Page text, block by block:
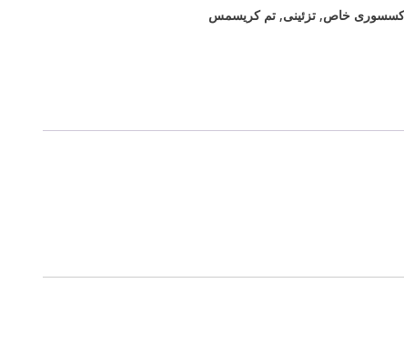
خاص, تزئینی, تم کریسمس